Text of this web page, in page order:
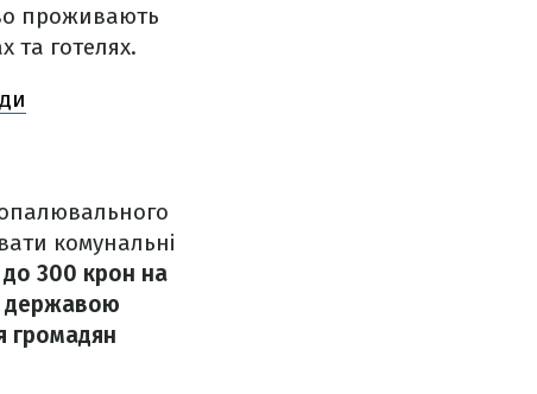
проживають
та готелях.
комунальні
300 крон на
державою
громадян